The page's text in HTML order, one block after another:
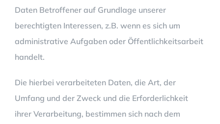
Daten Betroffener auf Grundlage unserer
berechtigten Interessen, z.B. wenn es sich um
administrative Aufgaben oder Öffentlichkeitsarbeit
handelt.
Die hierbei verarbeiteten Daten, die Art, der
Umfang und der Zweck und die Erforderlichkeit
ihrer Verarbeitung, bestimmen sich nach dem